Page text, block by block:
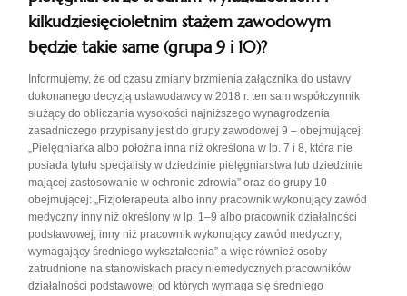
kilkudziesięcioletnim stażem zawodowym
będzie takie same (grupa 9 i 10)?
Informujemy, że od czasu zmiany brzmienia załącznika do ustawy
dokonanego decyzją ustawodawcy w 2018 r. ten sam współczynnik
służący do obliczania wysokości najniższego wynagrodzenia
zasadniczego przypisany jest do grupy zawodowej 9 – obejmującej:
„Pielęgniarka albo położna inna niż określona w lp. 7 i 8, która nie
posiada tytułu specjalisty w dziedzinie pielęgniarstwa lub dziedzinie
mającej zastosowanie w ochronie zdrowia” oraz do grupy 10 -
obejmującej: „Fizjoterapeuta albo inny pracownik wykonujący zawód
medyczny inny niż określony w lp. 1–9 albo pracownik działalności
podstawowej, inny niż pracownik wykonujący zawód medyczny,
wymagający średniego wykształcenia” a więc również osoby
zatrudnione na stanowiskach pracy niemedycznych pracowników
działalności podstawowej od których wymaga się średniego